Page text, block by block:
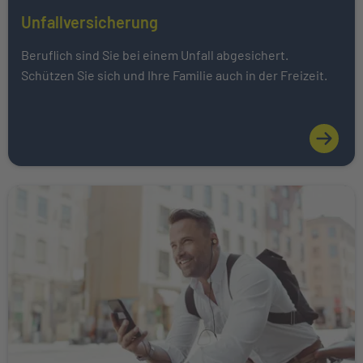
Unfallversicherung
Beruflich sind Sie bei einem Unfall abgesichert.
Schützen Sie sich und Ihre Familie auch in der Freizeit.
Mehr über Das könnte Sie auch interessieren erfahren